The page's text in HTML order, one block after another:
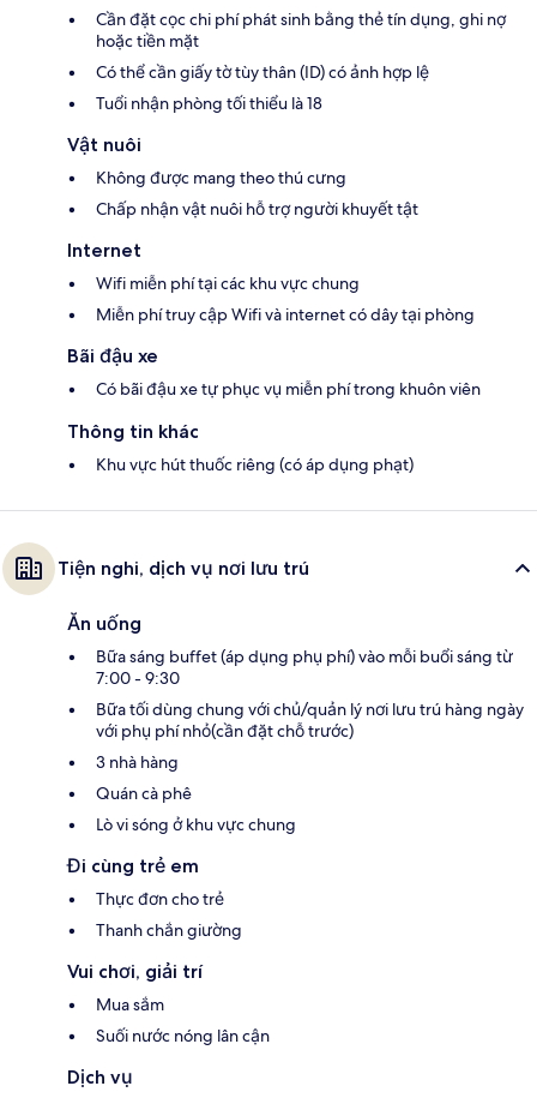
Cần đặt cọc chi phí phát sinh bằng thẻ tín dụng, ghi nợ
hoặc tiền mặt
Có thể cần giấy tờ tùy thân (ID) có ảnh hợp lệ
Tuổi nhận phòng tối thiểu là 18
Vật nuôi
Không được mang theo thú cưng
Chấp nhận vật nuôi hỗ trợ người khuyết tật
Internet
Wifi miễn phí tại các khu vực chung
Miễn phí truy cập Wifi và internet có dây tại phòng
Bãi đậu xe
Có bãi đậu xe tự phục vụ miễn phí trong khuôn viên
Thông tin khác
Khu vực hút thuốc riêng (có áp dụng phạt)
Tiện nghi, dịch vụ nơi lưu trú
Ăn uống
Bữa sáng buffet (áp dụng phụ phí) vào mỗi buổi sáng từ
7:00 - 9:30
Bữa tối dùng chung với chủ/quản lý nơi lưu trú hàng ngày
với phụ phí nhỏ(cần đặt chỗ trước)
3 nhà hàng
Quán cà phê
Lò vi sóng ở khu vực chung
Đi cùng trẻ em
Thực đơn cho trẻ
Thanh chắn giường
Vui chơi, giải trí
Mua sắm
Suối nước nóng lân cận
Dịch vụ